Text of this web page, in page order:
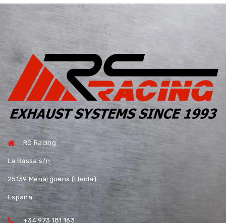
RC Racing
La Bassa s/n
25139 Menàrguens (Lleida)
España
+34 973 181 163